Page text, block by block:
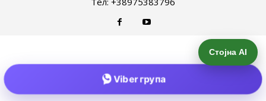
Стојна AI
Viber група